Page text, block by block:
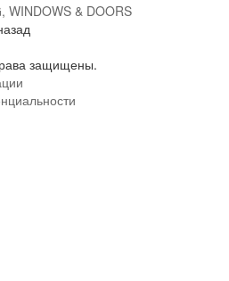
WINDOWS & DOORS
защищены.